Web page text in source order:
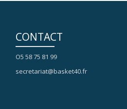
CONTACT
O5 58 75 81 99
secretariat@basket40.fr